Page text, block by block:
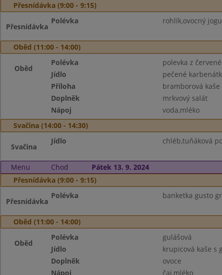
Přesnídávka (9:00 - 9:15)
Přesnídávka
Polévka rohlík,ovocný
Oběd (11:00 - 14:00)
Oběd
Polévka
polevka z
Jídlo
pečené
Příloha
bramborová kaše
Doplněk
mrkvový salát
Nápoj
voda,mléko
Svačina (14:00 - 14:30)
Svačina
Jídlo chléb,tuňáková
Menu Chod
Pátek 13. 9. 2024
Přesnídávka (9:00 - 9:15)
Přesnídávka
Polévka banketka gusto
Oběd (11:00 - 14:00)
Oběd
Polévka
gulášová
Jídlo
krupicová kaše s
Doplněk
ovoce
Nápoj
čaj,mléko